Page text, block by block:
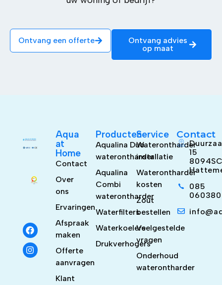
Ontvang een offerte
Ontvang advies
op maat
Aqua
at
Home
Contact
Over
ons
Ervaringen
Afspraak
maken
Offerte
aanvragen
Klant
Producten
Aqualina Duo
waterontharder
Aqualina
Combi
waterontharder
Waterfilters
Waterkoelers
Drukverhogers
Service
Waterontharder
installatie
Waterontharder
kosten
Zout
bestellen
Veelgestelde
vragen
Onderhoud
waterontharder
Contact
15
085